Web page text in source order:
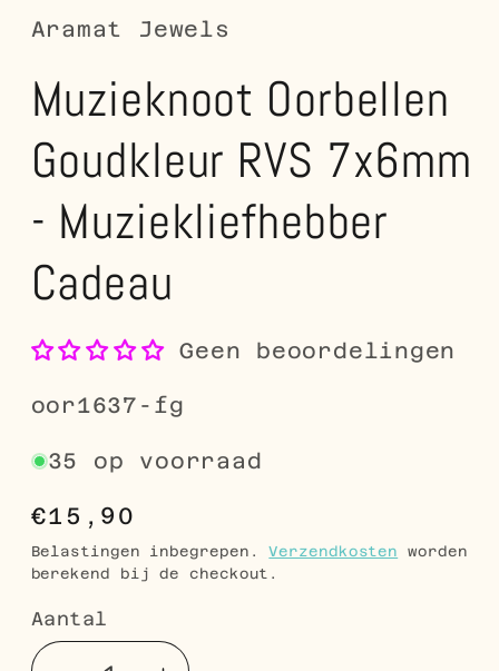
Aramat Jewels
Muzieknoot Oorbellen
Goudkleur RVS 7x6mm
- Muziekliefhebber
Cadeau
Geen beoordelingen
SKU:
oor1637-fg
35 op voorraad
Normale
prijs
€15,90
Belastingen inbegrepen.Verzendkosten worden
berekend bij de checkout.
Aantal
Aantal